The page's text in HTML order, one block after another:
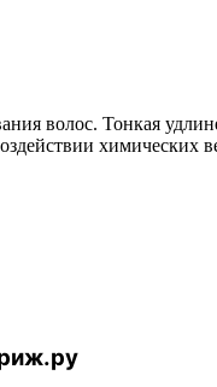
волос. Тонкая
химических